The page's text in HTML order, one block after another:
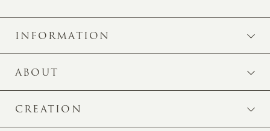
INFORMATION
ABOUT
CREATION